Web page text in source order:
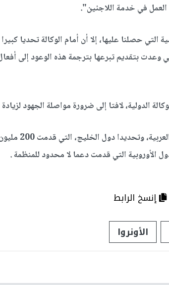
في خدمة اللاجئين".
وعدت بتقديم تبرعها بترجمة هذه الوعود إلى
الدولية، لافتا إلى ضرورة مواصلة الجهود
وأثنى كرينبول على
الأوروبية التي قدمت دعما لا محدود للمنظمة .
إنسخ الرابط
الأونروا